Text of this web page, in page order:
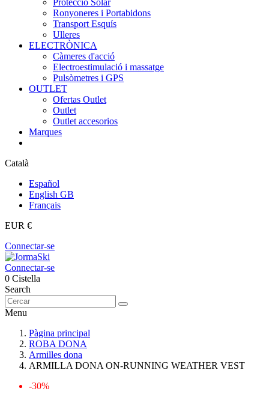
Protecció Solar
Ronyoneres i Portabidons
Transport Esquís
Ulleres
ELECTRÒNICA
Càmeres d'acció
Electroestimulació i massatge
Pulsòmetres i GPS
OUTLET
Ofertas Outlet
Outlet
Outlet accesorios
Marques
Català
Español
English GB
Français
EUR €
Connectar-se
Connectar-se
0 Cistella
Search
Menu
Pàgina principal
ROBA DONA
Armilles dona
ARMILLA DONA ON-RUNNING WEATHER VEST
-30%